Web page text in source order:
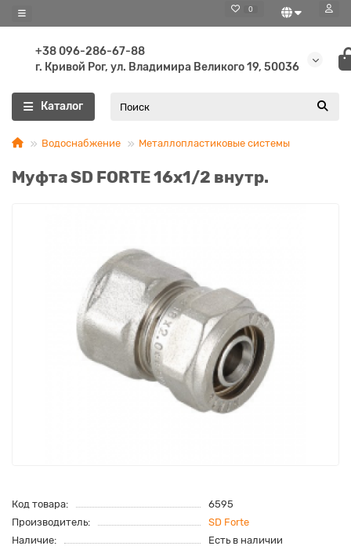
0
+38 096-286-67-88
г. Кривой Рог, ул. Владимира Великого 19, 50036
Каталог
Водоснабжение Металлопластиковые системы
Муфта SD FORTE 16х1/2 внутр.
Код товара:
6595
Производитель:
SD Forte
Наличие:
Есть в наличии